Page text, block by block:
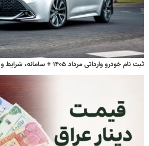
ثبت نام خودرو وارداتی مرداد ۱۴۰۵ + سامانه، شرایط و قیمت خرید